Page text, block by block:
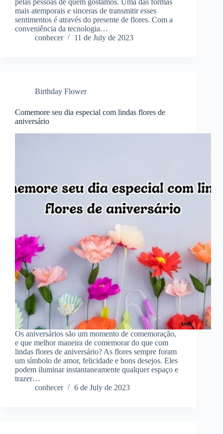
pelas pessoas de quem gostamos. Uma das formas
mais atemporais e sinceras de transmitir esses
sentimentos é através do presente de flores. Com a
conveniência da tecnologia…
conhecer
11 de July de 2023
Birthday Flower
Comemore seu dia especial com lindas flores de
aniversário
Os aniversários são um momento de comemoração,
e que melhor maneira de comemorar do que com
lindas flores de aniversário? As flores sempre foram
um símbolo de amor, felicidade e bons desejos. Eles
podem iluminar instantaneamente qualquer espaço e
trazer…
conhecer
6 de July de 2023